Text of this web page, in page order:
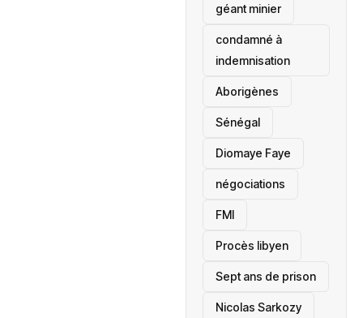
géant minier
condamné à
indemnisation
Aborigènes
Sénégal
Diomaye Faye
négociations
FMI
Procès libyen
Sept ans de prison
Nicolas Sarkozy